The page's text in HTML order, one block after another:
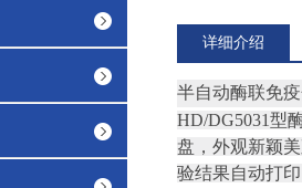
详细介绍
半自动酶联免
HD/DG5031型
盘，外观新颖
验结果自动打